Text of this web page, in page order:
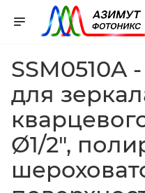
SSM0510A
для
Ø1/2",